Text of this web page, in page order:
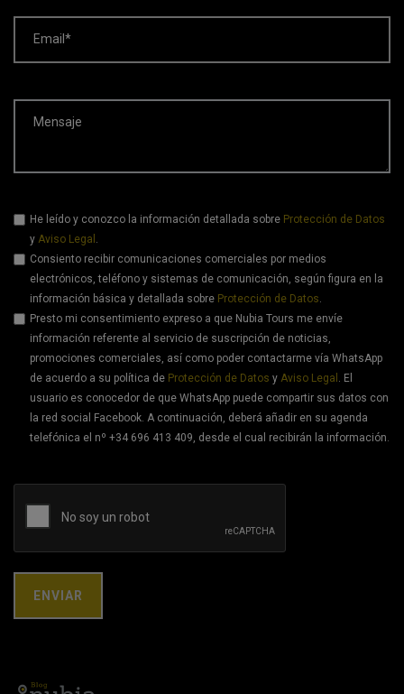
Email*
Mensaje
He leído y conozco la información detallada sobre Protección de Datos
y Aviso Legal
Consiento recibir comunicaciones comerciales por medios
electrónicos, teléfono y sistemas de comunicación, según figura en la
información básica y detallada sobre Protección de Datos
Presto mi consentimiento expreso a que Nubia Tours me envíe
información referente al servicio de suscripción de noticias,
promociones comerciales, así como poder contactarme vía WhatsApp
de acuerdo a su política de Protección de Datos y Aviso Legal
. El
usuario es conocedor de que WhatsApp puede compartir sus datos con
la red social Facebook. A continuación, deberá añadir en su agenda
telefónica el nº +34 696 413 409, desde el cual recibirán la información.